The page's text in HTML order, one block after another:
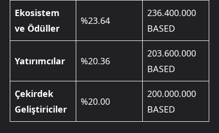
Ekosistem
ve Ödüller
%23.64
236.400.000
BASED
Yatırımcılar %20.36
203.600.000
BASED
Çekirdek
Geliştiriciler
%20.00
200.000.000
BASED